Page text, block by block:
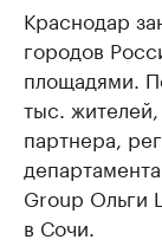
Краснодар
городов
площадями.
тыс.
партнера,
Group Ольги
в Сочи.